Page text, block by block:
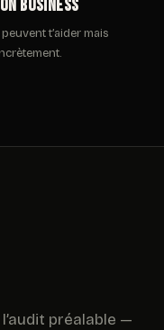
business
t’aider mais
préalable —